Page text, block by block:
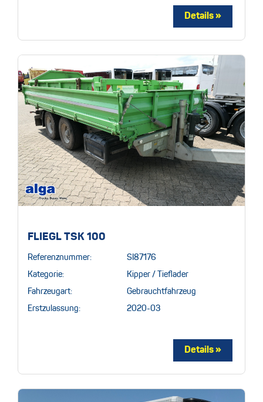
FLIEGL TSK 100
Referenznummer: SI87176
Kategorie: Kipper / Tieflader
Fahrzeugart: Gebrauchtfahrzeug
Erstzulassung: 2020-03